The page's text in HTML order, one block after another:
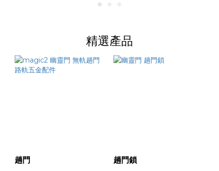
精選產品
趟門 趟門鎖